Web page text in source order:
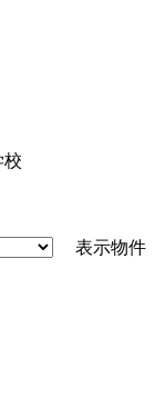
表示物件